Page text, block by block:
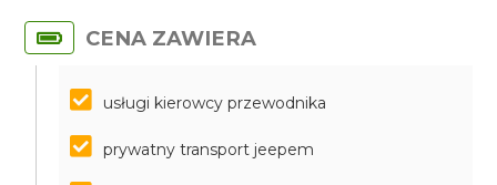
CENA ZAWIERA
usługi kierowcy przewodnika
prywatny transport jeepem